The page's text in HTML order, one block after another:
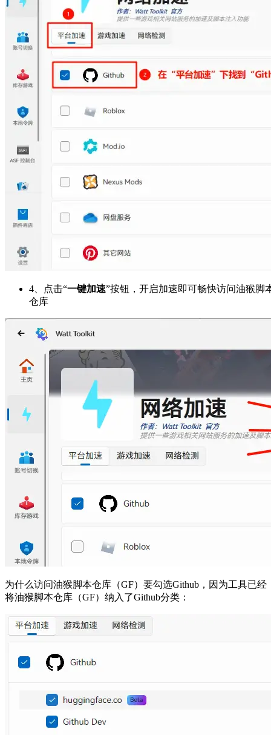
4、点击“一键加速”按钮，开启加速即可畅快访问油猴脚
仓库
为什么访问油猴脚本仓库（GF）要勾选Github，因为工具已经
将油猴脚本仓库（GF）纳入了Github分类：